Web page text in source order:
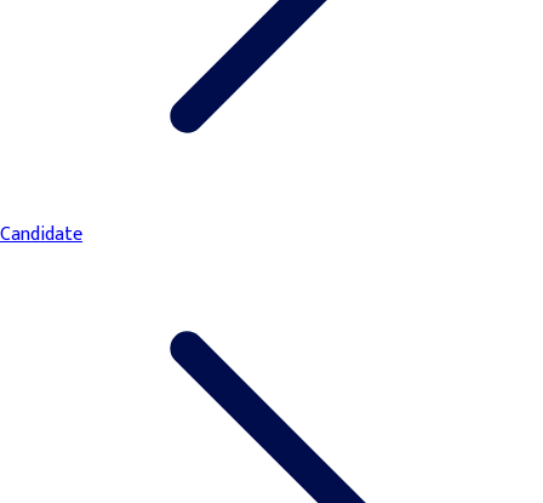
Candidate